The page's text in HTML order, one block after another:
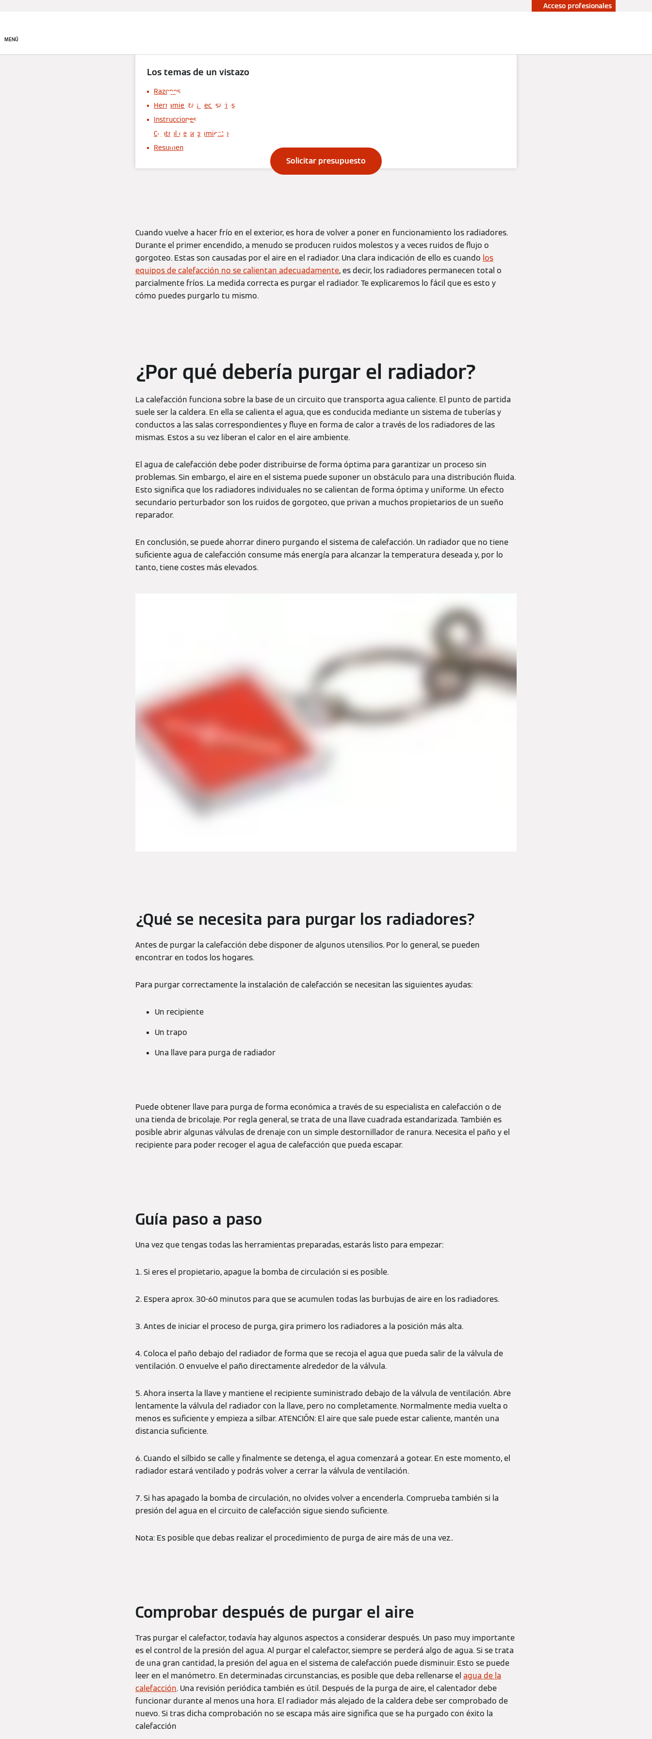
Acceso profesionales
MENÚ
Purgar los radiadores: te
explicamos lo sencillo que es
Solicitar presupuesto
Los temas de un vistazo
Razones
Herramientas necesarias
Instrucciones
Control de seguimiento
Resumen
Cuando vuelve a hacer frío en el exterior, es hora de volver a poner en funcionamiento los radiadores.
Durante el primer encendido, a menudo se producen ruidos molestos y a veces ruidos de flujo o
gorgoteo. Estas son causadas por el aire en el radiador. Una clara indicación de ello es cuando los
equipos de calefacción no se calientan adecuadamente, es decir, los radiadores permanecen total o
parcialmente fríos. La medida correcta es purgar el radiador. Te explicaremos lo fácil que es esto y
cómo puedes purgarlo tu mismo.
¿Por qué debería purgar el radiador?
La calefacción funciona sobre la base de un circuito que transporta agua caliente. El punto de partida
suele ser la caldera. En ella se calienta el agua, que es conducida mediante un sistema de tuberías y
conductos a las salas correspondientes y fluye en forma de calor a través de los radiadores de las
mismas. Estos a su vez liberan el calor en el aire ambiente.
El agua de calefacción debe poder distribuirse de forma óptima para garantizar un proceso sin
problemas. Sin embargo, el aire en el sistema puede suponer un obstáculo para una distribución fluida.
Esto significa que los radiadores individuales no se calientan de forma óptima y uniforme. Un efecto
secundario perturbador son los ruidos de gorgoteo, que privan a muchos propietarios de un sueño
reparador.
En conclusión, se puede ahorrar dinero purgando el sistema de calefacción. Un radiador que no tiene
suficiente agua de calefacción consume más energía para alcanzar la temperatura deseada y, por lo
tanto, tiene costes más elevados.
¿Qué se necesita para purgar los radiadores?
Antes de purgar la calefacción debe disponer de algunos utensilios. Por lo general, se pueden
encontrar en todos los hogares.
Para purgar correctamente la instalación de calefacción se necesitan las siguientes ayudas:
Un recipiente
Un trapo
Una llave para purga de radiador
Puede obtener llave para purga de forma económica a través de su especialista en calefacción o de
una tienda de bricolaje. Por regla general, se trata de una llave cuadrada estandarizada. También es
posible abrir algunas válvulas de drenaje con un simple destornillador de ranura. Necesita el paño y el
recipiente para poder recoger el agua de calefacción que pueda escapar.
Guía paso a paso
Una vez que tengas todas las herramientas preparadas, estarás listo para empezar:
1. Si eres el propietario, apague la bomba de circulación si es posible.
2. Espera aprox. 30-60 minutos para que se acumulen todas las burbujas de aire en los radiadores.
3. Antes de iniciar el proceso de purga, gira primero los radiadores a la posición más alta.
4. Coloca el paño debajo del radiador de forma que se recoja el agua que pueda salir de la válvula de
ventilación. O envuelve el paño directamente alrededor de la válvula.
5. Ahora inserta la llave y mantiene el recipiente suministrado debajo de la válvula de ventilación. Abre
lentamente la válvula del radiador con la llave, pero no completamente. Normalmente media vuelta o
menos es suficiente y empieza a silbar. ATENCIÓN: El aire que sale puede estar caliente, mantén una
distancia suficiente.
6. Cuando el silbido se calle y finalmente se detenga, el agua comenzará a gotear. En este momento, el
radiador estará ventilado y podrás volver a cerrar la válvula de ventilación.
7. Si has apagado la bomba de circulación, no olvides volver a encenderla. Comprueba también si la
presión del agua en el circuito de calefacción sigue siendo suficiente.
Nota: Es posible que debas realizar el procedimiento de purga de aire más de una vez..
Comprobar después de purgar el aire
Tras purgar el calefactor, todavía hay algunos aspectos a considerar después. Un paso muy importante
es el control de la presión del agua. Al purgar el calefactor, siempre se perderá algo de agua. Si se trata
de una gran cantidad, la presión del agua en el sistema de calefacción puede disminuir. Esto se puede
leer en el manómetro. En determinadas circunstancias, es posible que deba rellenarse el agua de la
calefacción. Una revisión periódica también es útil. Después de la purga de aire, el calentador debe
funcionar durante al menos una hora. El radiador más alejado de la caldera debe ser comprobado de
nuevo. Si tras dicha comprobación no se escapa más aire significa que se ha purgado con éxito la
calefacción